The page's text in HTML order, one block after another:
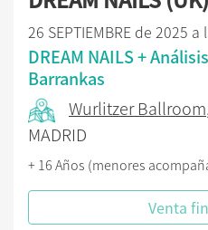
26 SEPTIEMBRE de 2025 a
DREAM NAILS +
Barrankas
Wurlitzer Ballroom
MADRID
+ 16 Años (menores
Venta